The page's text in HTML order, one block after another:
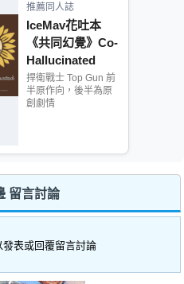
推薦同人誌
IceMav花吐本
《共同幻覺》Co-
Hallucinated
捍衛戰士 Top Gun 前
半原作向，後半為原
創劇情
留言討論
發表或回覆留言討論